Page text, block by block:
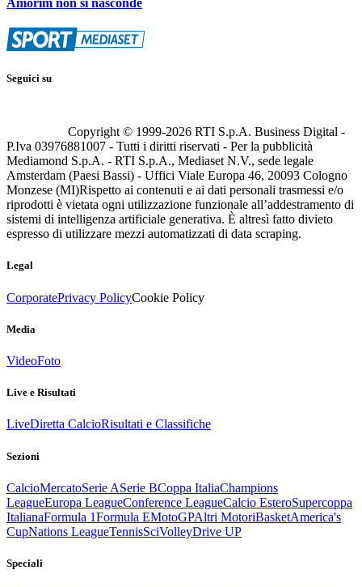
Seguici su
Copyright © 1999-2026 RTI S.p.A. Business Digital -
P.Iva 03976881007 - Tutti i diritti riservati - Per la pubblicità
Mediamond S.p.A. - RTI S.p.A., Mediaset N.V., sede legale
Amsterdam (Paesi Bassi) - Uffici Viale Europa 46, 20093 Cologno
Monzese (MI)Rispetto ai contenuti e ai dati personali trasmessi e/o
riprodotti è vietata ogni utilizzazione funzionale all’addestramento di
sistemi di intelligenza artificiale generativa. È altresì fatto divieto
espresso di utilizzare mezzi automatizzati di data scraping.
Legal
CorporatePrivacy PolicyCookie Policy
Media
VideoFoto
Live e Risultati
LiveDiretta CalcioRisultati e Classifiche
Sezioni
CalcioMercatoSerie ASerie BCoppa ItaliaChampions
LeagueEuropa LeagueConference LeagueCalcio EsteroSupercoppa
ItalianaFormula 1Formula EMotoGPAltri MotoriBasketAmerica's
CupNations LeagueTennisSciVolleyDrive UP
Speciali